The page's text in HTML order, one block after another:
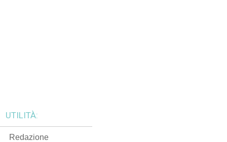
UTILITÀ:
Redazione